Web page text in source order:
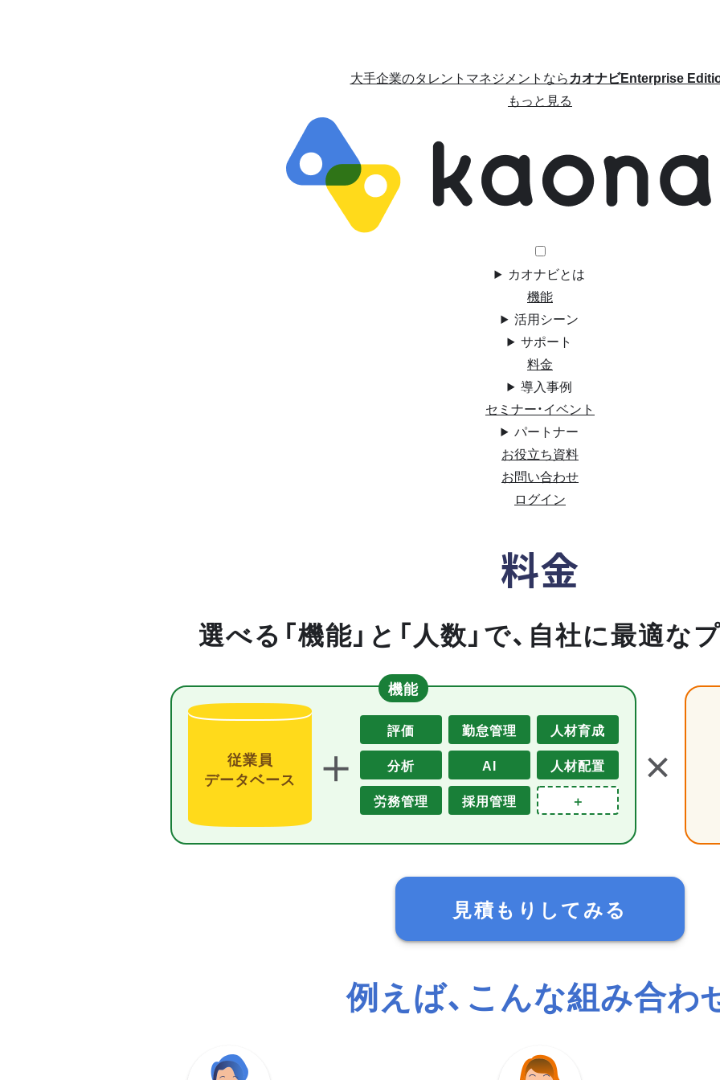
大手企業のタレントマネジメントならカオナビEnterprise
もっと見る
カオナビとは
機能
活用シーン
サポート
料金
導入事例
セミナー・イベント
パートナー
お役立ち資料
お問い合わせ
ログイン
料金
選べる「機能」と「人数」で、自社に最適な
機能
従業員
データベース
＋
評価 勤怠管理
人材育成
分析
AI
人材配置
労務管理
採用管理 ＋ ＋
見積もりしてみる
例えば、こんな組み合わ